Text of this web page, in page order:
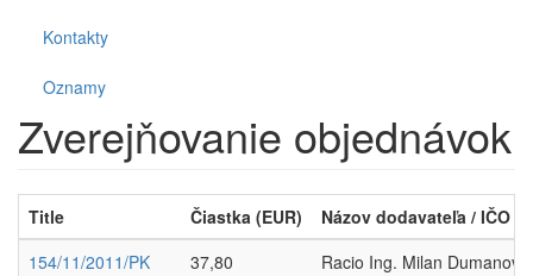
Kontakty
Oznamy
Zverejňovanie objednávok
Title Čiastka (EUR)
Názov dodavateľa / IČO
154/11/2011/PK
37,80
Racio Ing. Milan Dumanov,